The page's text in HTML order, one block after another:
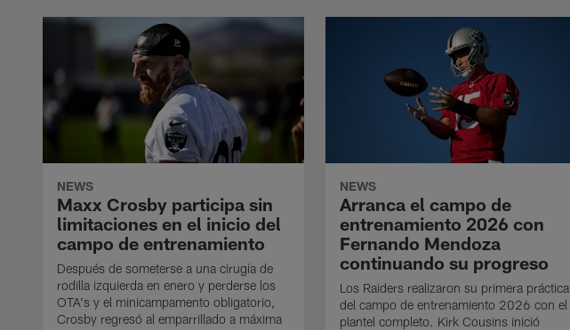
NEWS
Maxx Crosby participa sin
limitaciones en el inicio del
campo de entrenamiento
Después de someterse a una cirugía de
rodilla izquierda en enero y perderse los
OTA's y el minicampamento obligatorio,
Crosby regresó al emparrillado a máxima
NEWS
Arranca el campo de
entrenamiento 2026 con
Fernando Mendoza
continuando su progreso
Los Raiders realizaron su primera práctica
del campo de entrenamiento 2026 con el
plantel completo. Kirk Cousins inició